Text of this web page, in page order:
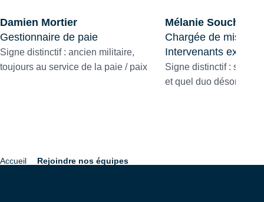
Damien Mortier
Gestionnaire de paie
Signe distinctif : ancien militaire,
toujours au service de la paie / paix
Mélanie Souchet
Chargée de mission
Intervenants
Signe distinctif : son
et quel duo désormais
Fil
Accueil Rejoindre nos équipes